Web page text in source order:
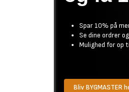
Spar 10% på
Se dine ordrer
Mulighed for op
Bliv BYGMASTER